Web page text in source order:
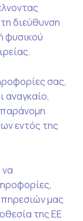
διεύθυνση
φυσικού
σας,
αναγκαίο,
εντός της
μας
της ΕΕ